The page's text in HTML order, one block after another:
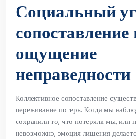
Социальный
сопоставление
ощущение
неправедности
Коллективное сопоставление
переживание потерь. Когда мы
сохранили то, что потеряли мы, или
невозможно, эмоция лишения